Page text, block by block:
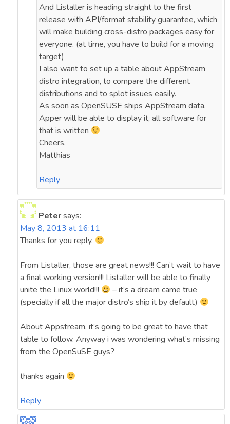
And Listaller is heading straight to the first
release with API/format stability guarantee, which
will make building cross-distro packages easy for
everyone. (at time, you have to build for a moving
target)
I also want to set up a table about AppStream
distro integration, to compare the different
distributions and to splot issues easily.
As soon as OpenSUSE ships AppStream data,
Apper will be able to display it, all software for
that is written
Cheers,
Matthias
Reply
Petersays:
May 8, 2013 at 16:11
Thanks for you reply.
From Listaller, those are great news!!! Can’t wait to have
a final working version!!! Listaller will be able to finally
unite the Linux world!!!
– it’s a dream came true
(specially if all the major distro’s ship it by default)
About Appstream, it’s going to be great to have that
table to follow. Anyway i was wondering what’s missing
from the OpenSuSE guys?
thanks again
Reply